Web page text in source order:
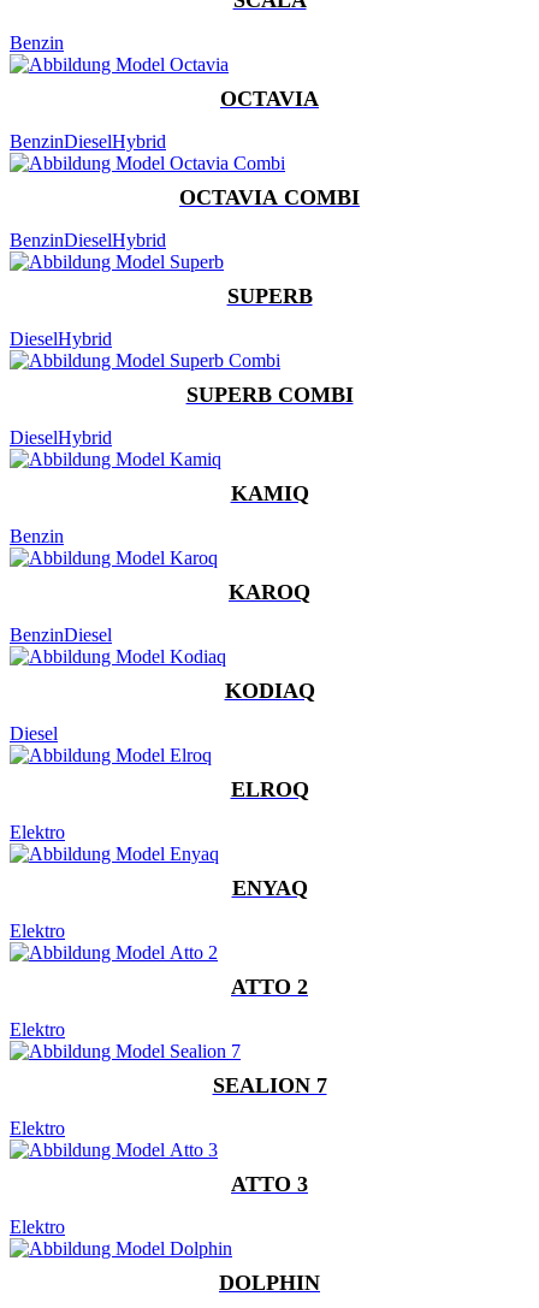
Benzin
OCTAVIA
BenzinDieselHybrid
OCTAVIA COMBI
BenzinDieselHybrid
SUPERB
DieselHybrid
SUPERB COMBI
DieselHybrid
KAMIQ
Benzin
KAROQ
BenzinDiesel
KODIAQ
Diesel
ELROQ
Elektro
ENYAQ
Elektro
ATTO 2
Elektro
SEALION 7
Elektro
ATTO 3
Elektro
DOLPHIN